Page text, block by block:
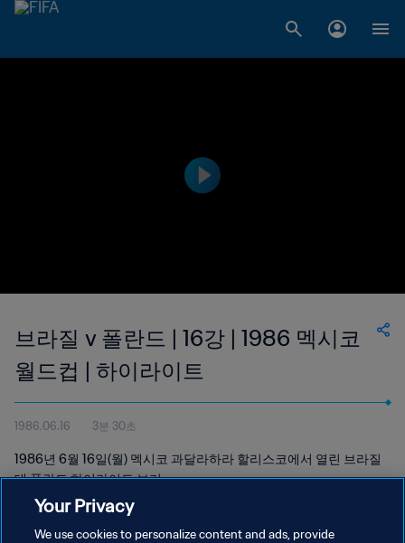
브라질 v 폴란드 | 16강 | 1986 멕시코
월드컵 | 하이라이트
1986.06.16 3분 30초
1986년 6월 16일(월) 멕시코 과달라하라 할리스코에서 열린 브라질
대 폴란드 하이라이트 보기
Your Privacy
We use cookies to personalize content and ads, provide